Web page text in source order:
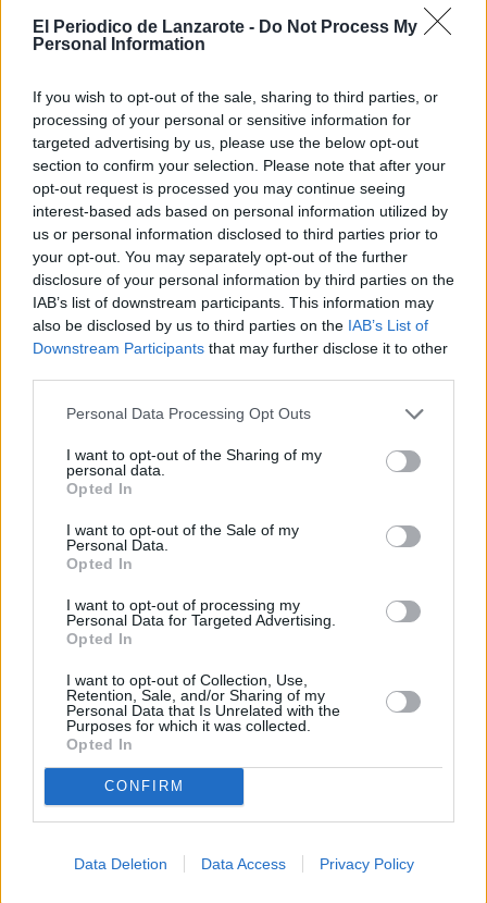
El Periodico de Lanzarote - Do Not Process My
Personal Information
If you wish to opt-out of the sale, sharing to third parties, or
processing of your personal or sensitive information for
targeted advertising by us, please use the below opt-out
section to confirm your selection. Please note that after your
opt-out request is processed you may continue seeing
interest-based ads based on personal information utilized by
us or personal information disclosed to third parties prior to
your opt-out. You may separately opt-out of the further
disclosure of your personal information by third parties on the
IAB’s list of downstream participants. This information may
also be disclosed by us to third parties on the IAB’s List of
Downstream Participants that may further disclose it to other
Personal Data Processing Opt Outs
I want to opt-out of the Sharing of my
personal data.
Opted In
I want to opt-out of the Sale of my
Personal Data.
Opted In
I want to opt-out of processing my
Personal Data for Targeted Advertising.
Opted In
I want to opt-out of Collection, Use,
Retention, Sale, and/or Sharing of my
Personal Data that Is Unrelated with the
Purposes for which it was collected.
Opted In
CONFIRM
Data Deletion Data Access Privacy Policy
Refescar
JComments
Lo más leído
Bustamante,
Muchachito
Bombo Infierno
y el festival La
Tiñosa & Más
llenarán de
fin de semana
Las matronas del